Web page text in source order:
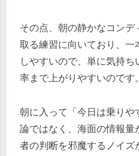
その点、朝の静かなコンデ
取る練習に向いており、一
しやすいので、単に気持
率まで上がりやすいのです。
朝に入って「今日は乗りや
論ではなく、海面の情報量
者の判断を邪魔するノイズ